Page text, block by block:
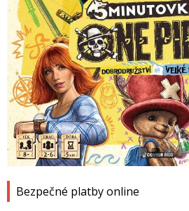
Bezpečné platby online